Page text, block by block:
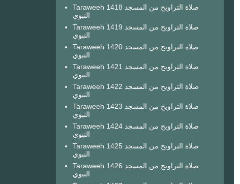
Taraweeh 1418 صلاة التراويح من المسجد
النبوي
Taraweeh 1419 صلاة التراويح من المسجد
النبوي
Taraweeh 1420 صلاة التراويح من المسجد
النبوي
Taraweeh 1421 صلاة التراويح من المسجد
النبوي
Taraweeh 1422 صلاة التراويح من المسجد
النبوي
Taraweeh 1423 صلاة التراويح من المسجد
النبوي
Taraweeh 1424 صلاة التراويح من المسجد
النبوي
Taraweeh 1425 صلاة التراويح من المسجد
النبوي
Taraweeh 1426 صلاة التراويح من المسجد
النبوي